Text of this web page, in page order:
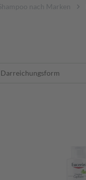
nach Marken
Darreichungsform